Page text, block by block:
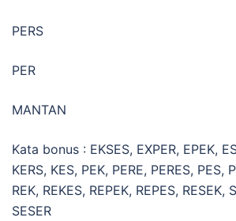
PERS
PER
MANTAN
Kata bonus : EKSES, EXPER, EPEK,
KERS, KES, PEK, PERE, PERES, PES,
REK, REKES, REPEK, REPES, RESEK,
SESER